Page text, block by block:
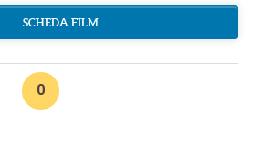
SCHEDA FILM
0